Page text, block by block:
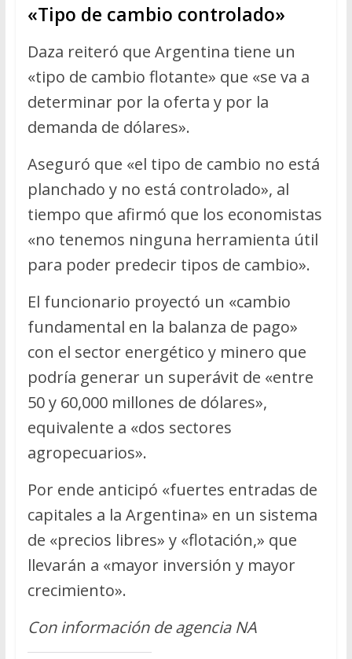
«Tipo de cambio controlado»
Daza reiteró que Argentina tiene un
«tipo de cambio flotante» que «se va a
determinar por la oferta y por la
demanda de dólares».
Aseguró que «el tipo de cambio no está
planchado y no está controlado», al
tiempo que afirmó que los economistas
«no tenemos ninguna herramienta útil
para poder predecir tipos de cambio».
El funcionario proyectó un «cambio
fundamental en la balanza de pago»
con el sector energético y minero que
podría generar un superávit de «entre
50 y 60,000 millones de dólares»,
equivalente a «dos sectores
agropecuarios».
Por ende anticipó «fuertes entradas de
capitales a la Argentina» en un sistema
de «precios libres» y «flotación,» que
llevarán a «mayor inversión y mayor
crecimiento».
Con información de agencia NA